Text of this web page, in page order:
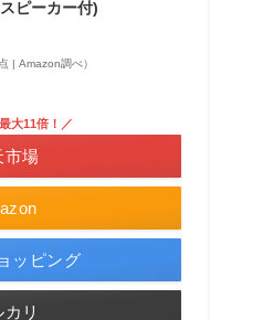
ピーカー付)
| Amazon調べ）
大11倍！／
市場
ッピング
カリ